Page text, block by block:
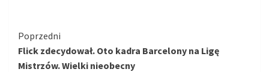
Kontynuuj
czytanie
Poprzedni
Flick zdecydował. Oto kadra Barcelony na Ligę
Mistrzów. Wielki nieobecny